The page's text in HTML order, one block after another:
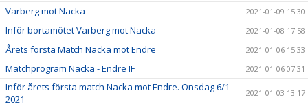
Varberg mot Nacka 2021-01-09 15:30
Inför bortamötet Varberg mot Nacka 2021-01-08 17:58
Årets första Match Nacka mot Endre 2021-01-06 15:33
Matchprogram Nacka - Endre IF 2021-01-06 07:31
Inför årets första match Nacka mot Endre. Onsdag 6/1
2021
2021-01-03 13:17